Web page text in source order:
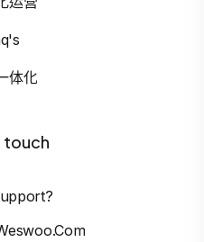
体化
touch